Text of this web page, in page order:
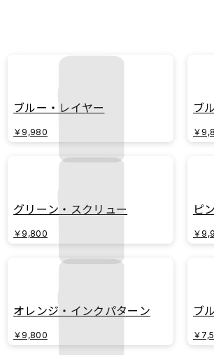
ブルー・レイヤー
￥9,980
ブ
￥
グリーン・スクリュー
￥9,800
ピ
￥
オレンジ・インクパターン
￥9,800
ブ
￥